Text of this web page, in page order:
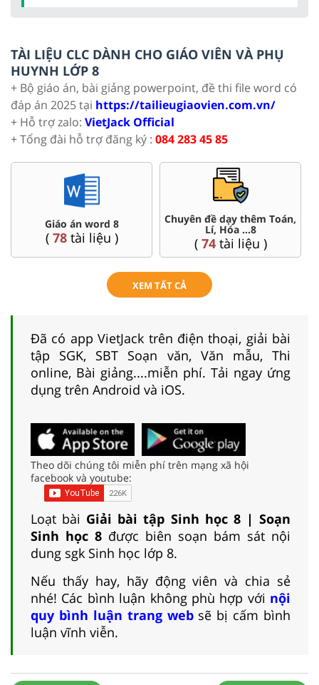
TÀI LIỆU CLC DÀNH CHO GIÁO VIÊN VÀ PHỤ
HUYNH LỚP 8
+ Bộ giáo án, bài giảng powerpoint, đề thi file word có
đáp án 2025 tại https://tailieugiaovien.com.vn/
+ Hỗ trợ zalo: VietJack Official
+ Tổng đài hỗ trợ đăng ký : 084 283 45 85
Đề thi HSG 8
(5tài liệu )
Trắc nghiệm đúng sai 8
(12 tài liệu )
XEM TẤT CẢ
Đã có app VietJack trên điện thoại, giải bài
tập SGK, SBT Soạn văn, Văn mẫu, Thi
online, Bài giảng....miễn phí. Tải ngay ứng
dụng trên Android và iOS.
Theo dõi chúng tôi miễn phí trên mạng xã hội
facebook và youtube:
Loạt bài Giải bài tập Sinh học 8 | Soạn
Sinh học 8 được biên soạn bám sát nội
dung sgk Sinh học lớp 8.
Nếu thấy hay, hãy động viên và chia sẻ
nhé! Các bình luận không phù hợp với nội
quy bình luận trang websẽ bị cấm bình
luận vĩnh viễn.